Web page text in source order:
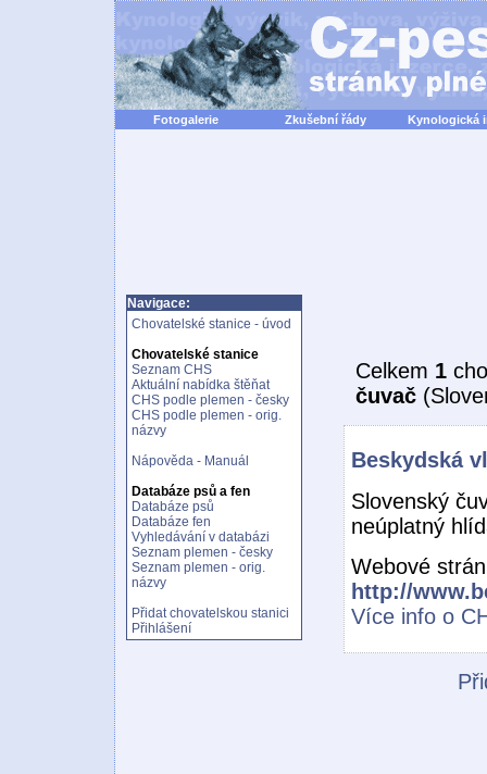
Fotogalerie Zkušební řády Kynologická
Navigace:
Chovatelské stanice - úvod
Chovatelské stanice
Seznam CHS
Aktuální nabídka štěňat
CHS podle plemen - česky
CHS podle plemen - orig.
názvy
Nápověda - Manuál
Databáze psů a fen
Databáze psů
Databáze fen
Vyhledávání v databázi
Seznam plemen - česky
Seznam plemen - orig.
názvy
Přidat chovatelskou stanici
Přihlášení
Celkem 1
čuvač
Beskydská
Slovenský
neúplatný
Webové
http://
Více info o